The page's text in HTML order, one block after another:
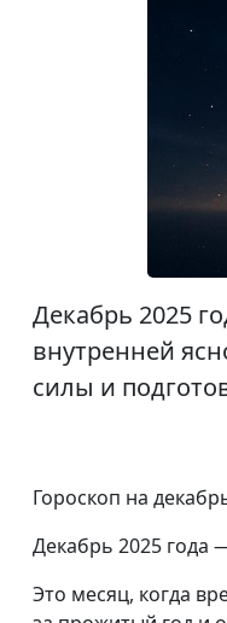
Декабрь 2025
внутренней
силы и
Гороскоп на
Декабрь 2025 года
Это месяц, когда